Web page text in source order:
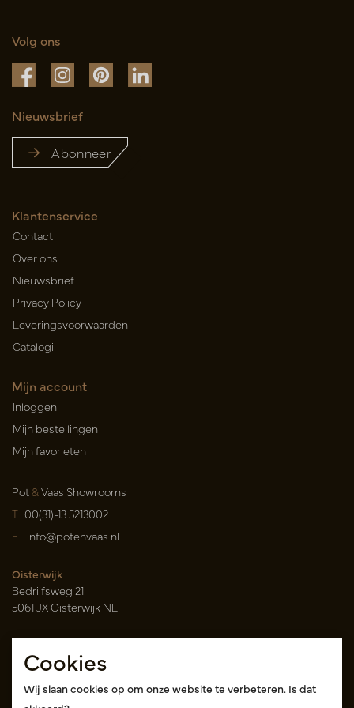
Volg ons
Nieuwsbrief
Abonneer
Klantenservice
Contact
Over ons
Nieuwsbrief
Privacy Policy
Leveringsvoorwaarden
Catalogi
Mijn account
Inloggen
Mijn bestellingen
Mijn favorieten
Pot&Vaas Showrooms
T 00(31)-13 5213002
E info@potenvaas.nl
Oisterwijk
Bedrijfsweg 21
5061 JX Oisterwijk NL
Openingstijden
Maandag t/m vrijdag 09.00-17.00 uur
(uitsluitend op afspraak)
Cookies
Wij slaan cookies op om onze website te verbeteren. Is dat